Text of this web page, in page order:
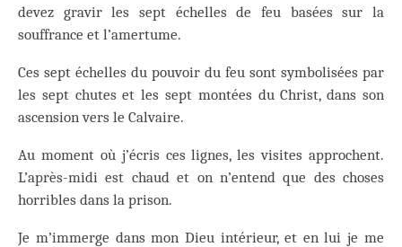
devez gravir les sept échelles de feu basées sur la
souffrance et l’amertume.
Ces sept échelles du pouvoir du feu sont symbolisées par
les sept chutes et les sept montées du Christ, dans son
ascension vers le Calvaire.
Au moment où j’écris ces lignes, les visites approchent.
L’après-midi est chaud et on n’entend que des choses
horribles dans la prison.
Je m’immerge dans mon Dieu intérieur, et en lui je me